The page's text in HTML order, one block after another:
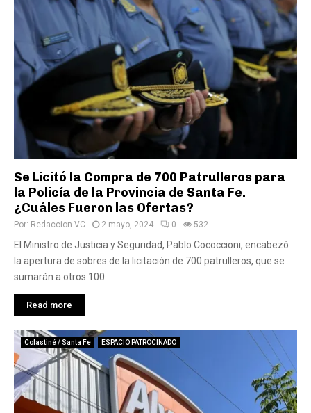
Se Licitó la Compra de 700 Patrulleros para
la Policía de la Provincia de Santa Fe.
¿Cuáles Fueron las Ofertas?
Por: Redaccion VC 2 mayo, 2024 0 532
El Ministro de Justicia y Seguridad, Pablo Cococcioni, encabezó
la apertura de sobres de la licitación de 700 patrulleros, que se
sumarán a otros 100...
Read more
Colastiné / Santa Fe ESPACIO PATROCINADO